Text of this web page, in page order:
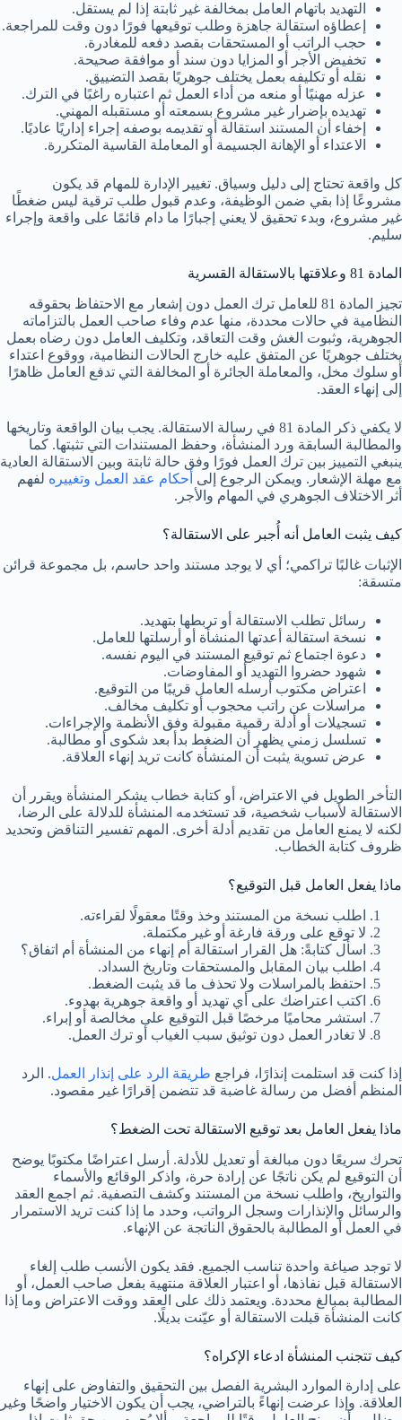
التهديد باتهام العامل بمخالفة غير ثابتة إذا لم يستقل.
إعطاؤه استقالة جاهزة وطلب توقيعها فورًا دون وقت للمراجعة.
حجب الراتب أو المستحقات بقصد دفعه للمغادرة.
تخفيض الأجر أو المزايا دون سند أو موافقة صحيحة.
نقله أو تكليفه بعمل يختلف جوهريًا بقصد التضييق.
عزله مهنيًا أو منعه من أداء العمل ثم اعتباره راغبًا في الترك.
تهديده بإضرار غير مشروع بسمعته أو مستقبله المهني.
إخفاء أن المستند استقالة أو تقديمه بوصفه إجراء إداريًا عاديًا.
الاعتداء أو الإهانة الجسيمة أو المعاملة القاسية المتكررة.
كل واقعة تحتاج إلى دليل وسياق. تغيير الإدارة للمهام قد يكون
مشروعًا إذا بقي ضمن الوظيفة، وعدم قبول طلب ترقية ليس ضغطًا
غير مشروع، وبدء تحقيق لا يعني إجبارًا ما دام قائمًا على واقعة وإجراء
سليم.
المادة 81 وعلاقتها بالاستقالة القسرية
تجيز المادة 81 للعامل ترك العمل دون إشعار مع الاحتفاظ بحقوقه
النظامية في حالات محددة، منها عدم وفاء صاحب العمل بالتزاماته
الجوهرية، وثبوت الغش وقت التعاقد، وتكليف العامل دون رضاه بعمل
يختلف جوهريًا عن المتفق عليه خارج الحالات النظامية، ووقوع اعتداء
أو سلوك مخل، والمعاملة الجائرة أو المخالفة التي تدفع العامل ظاهرًا
إلى إنهاء العقد.
لا يكفي ذكر المادة 81 في رسالة الاستقالة. يجب بيان الواقعة وتاريخها
والمطالبة السابقة ورد المنشأة، وحفظ المستندات التي تثبتها. كما
ينبغي التمييز بين ترك العمل فورًا وفق حالة ثابتة وبين الاستقالة العادية
مع مهلة الإشعار. ويمكن الرجوع إلى أحكام عقد العمل وتغييره لفهم
أثر الاختلاف الجوهري في المهام والأجر.
كيف يثبت العامل أنه أُجبر على الاستقالة؟
الإثبات غالبًا تراكمي؛ أي لا يوجد مستند واحد حاسم، بل مجموعة قرائن
متسقة:
رسائل تطلب الاستقالة أو تربطها بتهديد.
نسخة استقالة أعدتها المنشأة أو أرسلتها للعامل.
دعوة اجتماع ثم توقيع المستند في اليوم نفسه.
شهود حضروا التهديد أو المفاوضات.
اعتراض مكتوب أرسله العامل قريبًا من التوقيع.
مراسلات عن راتب محجوب أو تكليف مخالف.
تسجيلات أو أدلة رقمية مقبولة وفق الأنظمة والإجراءات.
تسلسل زمني يظهر أن الضغط بدأ بعد شكوى أو مطالبة.
عرض تسوية يثبت أن المنشأة كانت تريد إنهاء العلاقة.
التأخر الطويل في الاعتراض، أو كتابة خطاب يشكر المنشأة ويقرر أن
الاستقالة لأسباب شخصية، قد تستخدمه المنشأة للدلالة على الرضا،
لكنه لا يمنع العامل من تقديم أدلة أخرى. المهم تفسير التناقض وتحديد
ظروف كتابة الخطاب.
ماذا يفعل العامل قبل التوقيع؟
اطلب نسخة من المستند وخذ وقتًا معقولًا لقراءته.
لا توقع على ورقة فارغة أو غير مكتملة.
اسأل كتابةً: هل القرار استقالة أم إنهاء من المنشأة أم اتفاق؟
اطلب بيان المقابل والمستحقات وتاريخ السداد.
احتفظ بالمراسلات ولا تحذف ما قد يثبت الضغط.
اكتب اعتراضك على أي تهديد أو واقعة جوهرية بهدوء.
استشر محاميًا مرخصًا قبل التوقيع على مخالصة أو إبراء.
لا تغادر العمل دون توثيق سبب الغياب أو ترك العمل.
إذا كنت قد استلمت إنذارًا، فراجع طريقة الرد على إنذار العمل. الرد
المنظم أفضل من رسالة غاضبة قد تتضمن إقرارًا غير مقصود.
ماذا يفعل العامل بعد توقيع الاستقالة تحت الضغط؟
تحرك سريعًا دون مبالغة أو تعديل للأدلة. أرسل اعتراضًا مكتوبًا يوضح
أن التوقيع لم يكن ناتجًا عن إرادة حرة، واذكر الوقائع والأسماء
والتواريخ، واطلب نسخة من المستند وكشف التصفية. ثم اجمع العقد
والرسائل والإنذارات وسجل الرواتب، وحدد ما إذا كنت تريد الاستمرار
في العمل أو المطالبة بالحقوق الناتجة عن الإنهاء.
لا توجد صياغة واحدة تناسب الجميع. فقد يكون الأنسب طلب إلغاء
الاستقالة قبل نفاذها، أو اعتبار العلاقة منتهية بفعل صاحب العمل، أو
المطالبة بمبالغ محددة. ويعتمد ذلك على العقد ووقت الاعتراض وما إذا
كانت المنشأة قبلت الاستقالة أو عيّنت بديلًا.
كيف تتجنب المنشأة ادعاء الإكراه؟
على إدارة الموارد البشرية الفصل بين التحقيق والتفاوض على إنهاء
العلاقة. وإذا عرضت إنهاءً بالتراضي، يجب أن يكون الاختيار واضحًا وغير